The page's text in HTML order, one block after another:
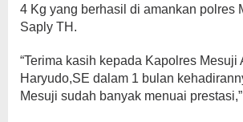
4 Kg yang berhasil di amankan polres
Saply TH.
“Terima kasih kepada Kapolres Mesuji
Haryudo,SE dalam 1 bulan
Mesuji sudah banyak menuai